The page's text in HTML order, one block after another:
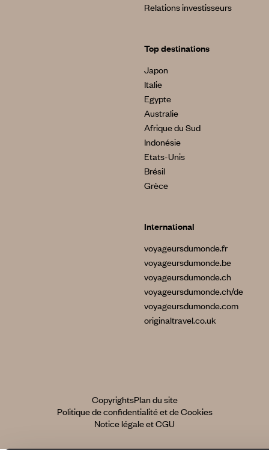
Relations investisseurs
Top destinations
Japon
Italie
Egypte
Australie
Afrique du Sud
Indonésie
Etats-Unis
Brésil
Grèce
International
voyageursdumonde.fr
voyageursdumonde.be
voyageursdumonde.ch
voyageursdumonde.ch/de
voyageursdumonde.com
originaltravel.co.uk
CopyrightsPlan du site
Politique de confidentialité et de Cookies
Notice légale et CGU